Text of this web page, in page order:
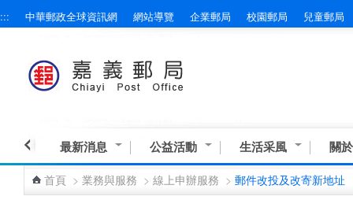
跳到主要內容區塊
::: 中華郵政全球資訊網 網站導覽 企業郵局 校園郵局 兒童郵局
最新消息 公益活動 生活采風 關
首頁 > 業務與服務 > 線上申辦服務 > 郵件改投及改寄新地址